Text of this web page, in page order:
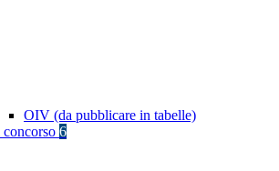
OIV (da pubblicare in tabelle)
6